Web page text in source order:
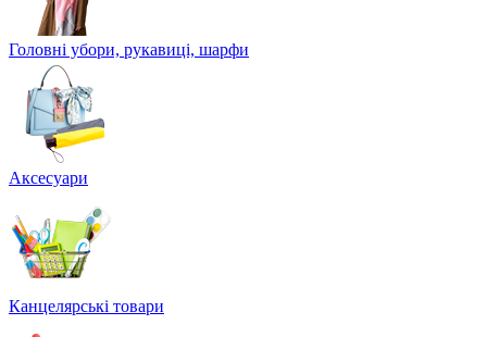
Головні убори, рукавиці, шарфи
Аксесуари
Канцелярські товари